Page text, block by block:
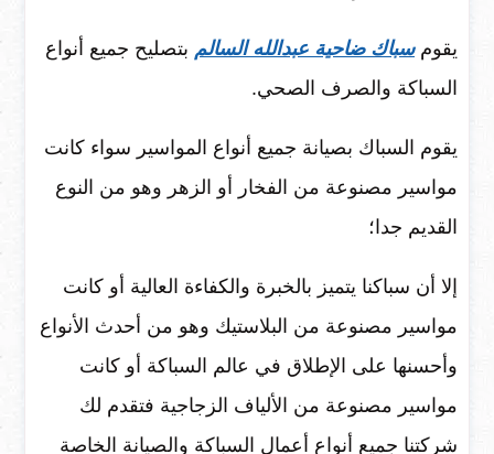
يقومسباك ضاحية عبدالله السالم بتصليح جميع أنواع
السباكة والصرف الصحي.
يقوم السباك بصيانة جميع أنواع المواسير سواء كانت
مواسير مصنوعة من الفخار أو الزهر وهو من النوع
القديم جدا؛
إلا أن سباكنا يتميز بالخبرة والكفاءة العالية أو كانت
مواسير مصنوعة من البلاستيك وهو من أحدث الأنواع
وأحسنها على الإطلاق في عالم السباكة أو كانت
مواسير مصنوعة من الألياف الزجاجية فتقدم لك
شركتنا جميع أنواع أعمال السباكة والصيانة الخاصة